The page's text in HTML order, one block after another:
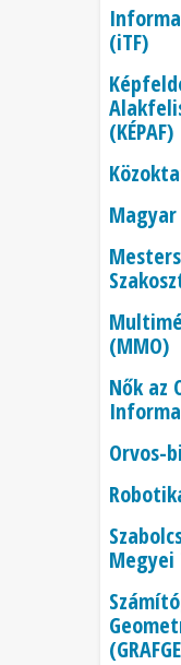
(iTF)
(KÉPAF)
Magyar
(MMO)
Nők az
Orvos-
Megyei